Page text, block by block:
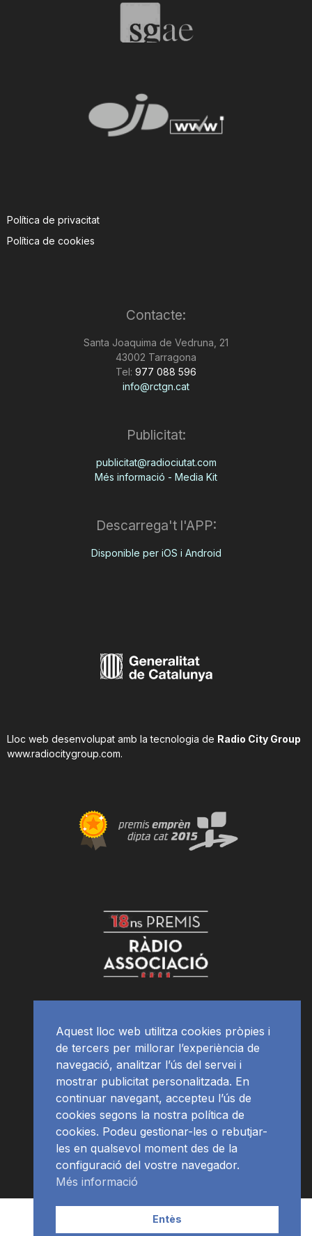
g
Política de privacitat
Política de cookies
Contacte:
Santa Joaquima de Vedruna, 21
43002 Tarragona
Tel: 977 088 596
info@rctgn.cat
Publicitat:
publicitat@radiociutat.com
Més informació - Media Kit
Descarrega't l'APP:
Disponible per iOS i Android
Lloc web desenvolupat amb la tecnologia de Radio City Group
www.radiocitygroup.com.
APP Programació
Aquest lloc web utilitza cookies pròpies i
de tercers per millorar l’experiència de
navegació, analitzar l’ús del servei i
mostrar publicitat personalitzada. En
continuar navegant, accepteu l’ús de
cookies segons la nostra política de
cookies. Podeu gestionar-les o rebutjar-
les en qualsevol moment des de la
configuració del vostre navegador.
Més informació
Entès